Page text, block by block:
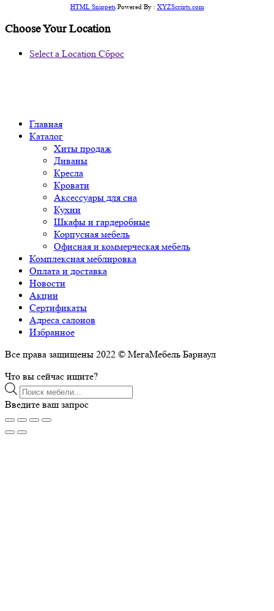
HTML SnippetsPowered By : XYZScripts.com
Choose Your Location
Select a Location Сброс
Главная
Каталог
Хиты продаж
Диваны
Кресла
Кровати
Аксессуары для сна
Кухни
Шкафы и гардеробные
Корпусная мебель
Офисная и коммерческая мебель
Комплексная меблировка
Оплата и доставка
Новости
Акции
Сертификаты
Адреса салонов
Избранное
Все права защищены 2022 © МегаМебель Барнаул
Что вы сейчас ищите?
Поиск
товаров
Введите ваш запрос